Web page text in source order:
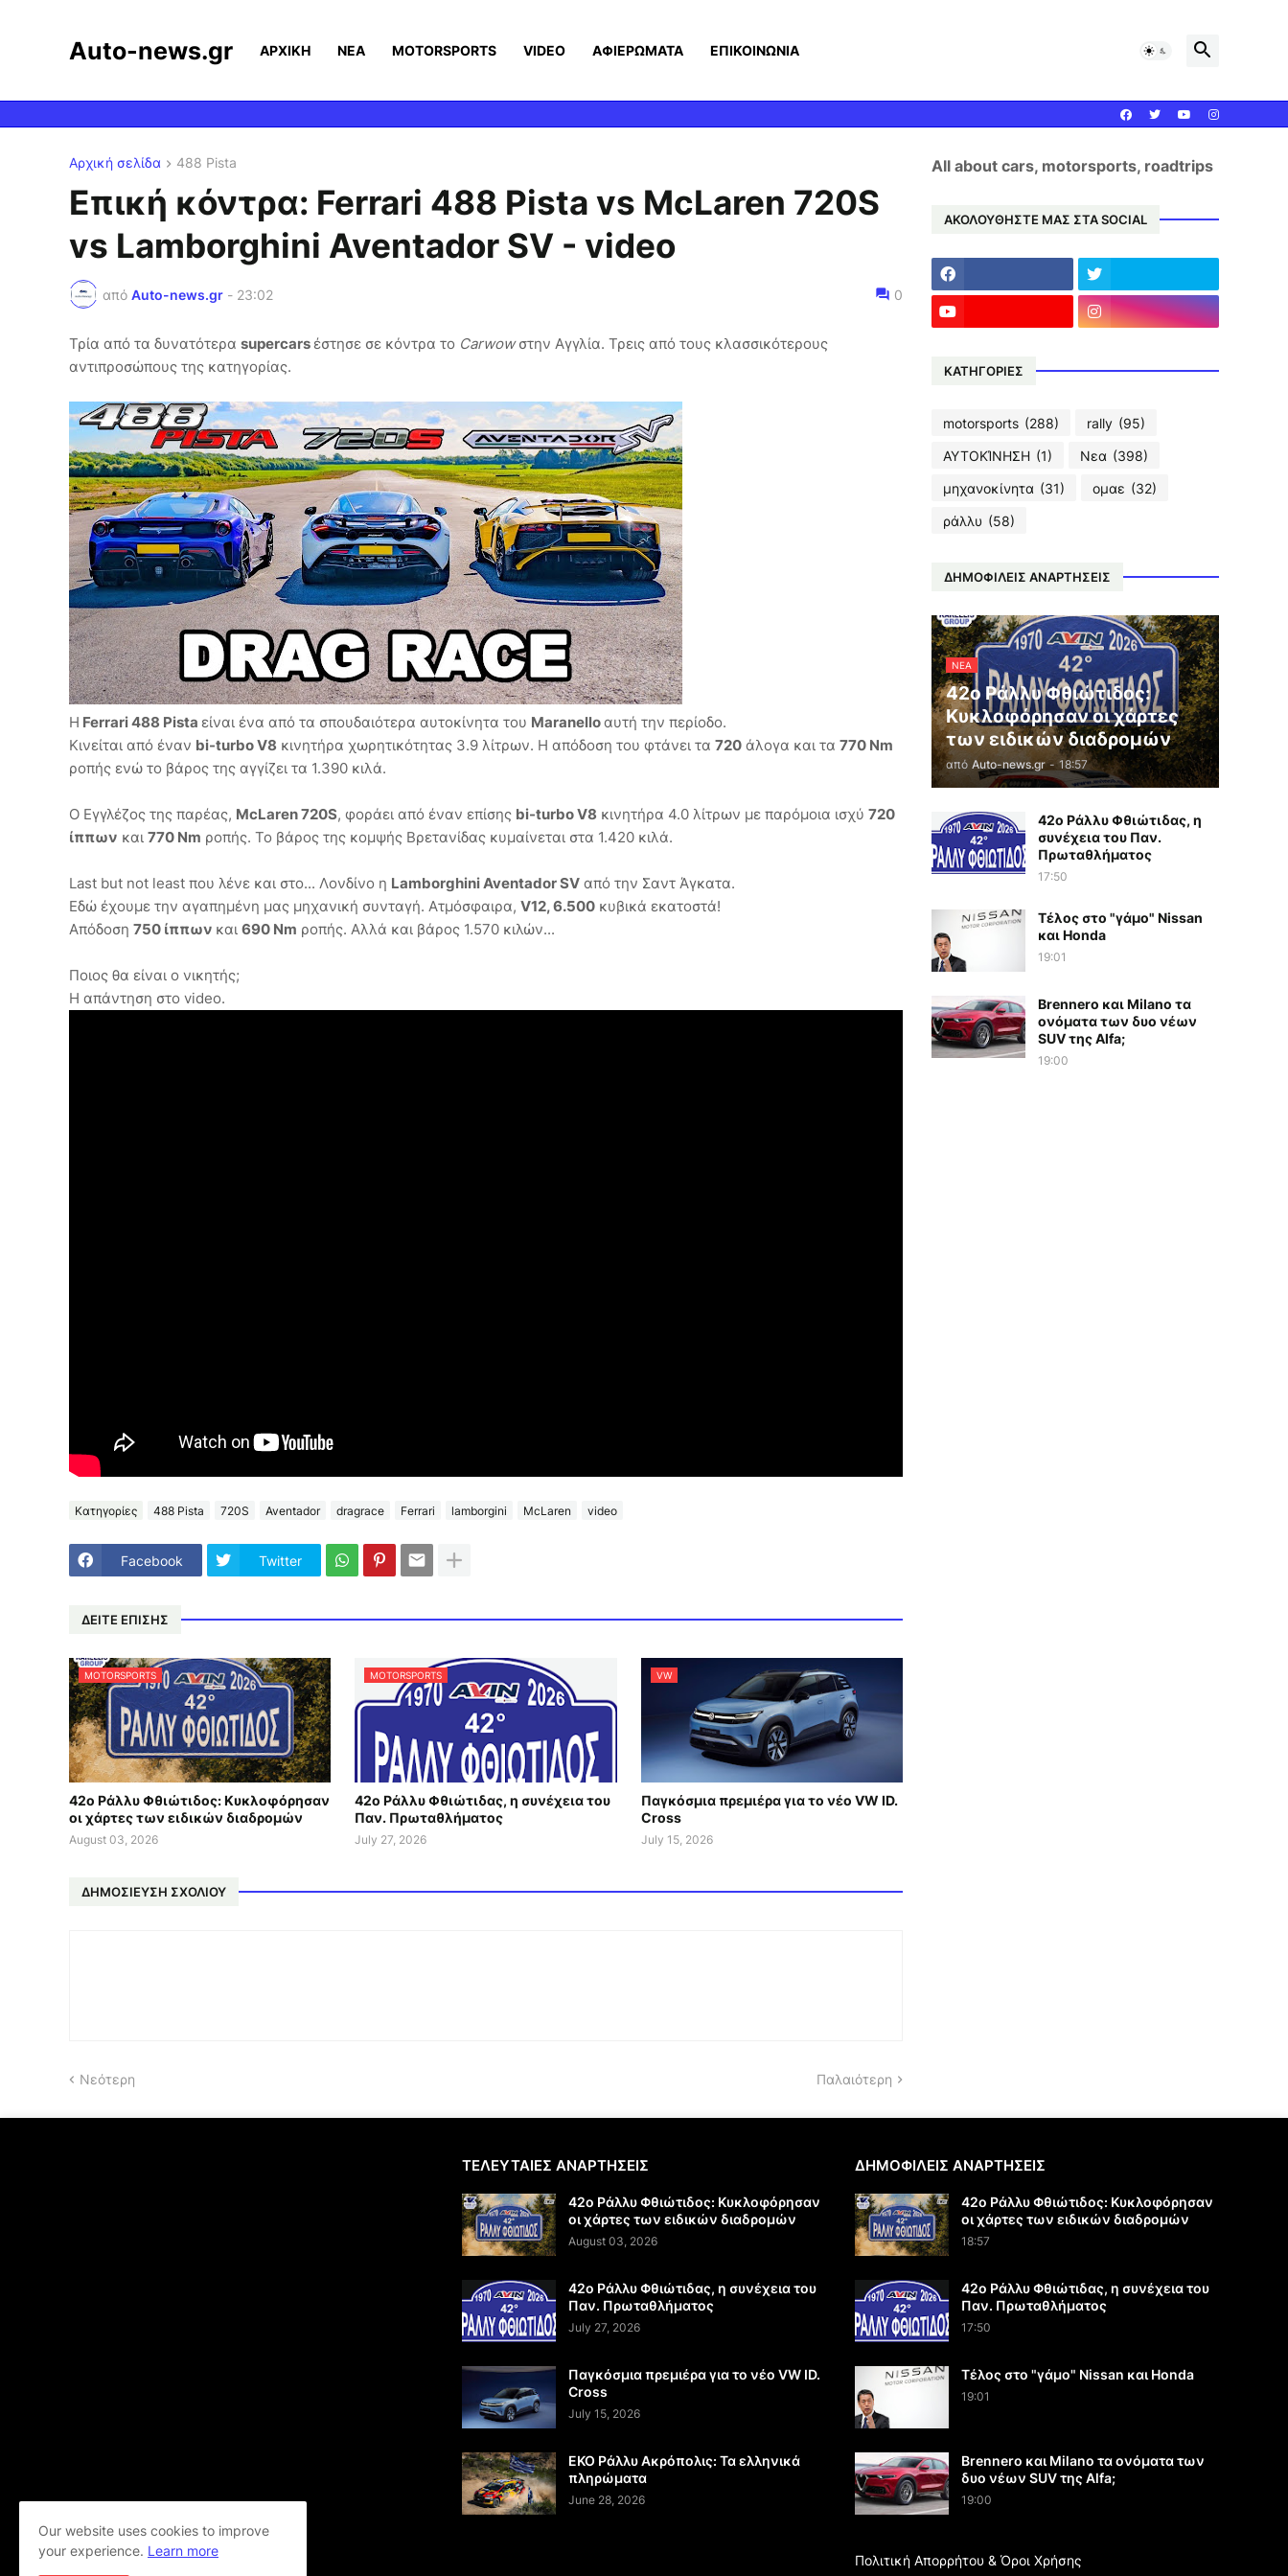
Auto-news.gr ΑΡΧΙΚΗ ΝΕΑ MOTORSPORTS VIDEO ΑΦΙΕΡΩΜΑΤΑ ΕΠΙΚΟΙΝΩΝΙΑ
Αρχική σελίδα 488 Pista
Επική κόντρα: Ferrari 488 Pista vs McLaren 720S
vs Lamborghini Aventador SV - video
από Auto-news.gr - 23:02 0
Τρία από τα δυνατότερα supercarsέστησε σε κόντρα το Carwowστην Αγγλία. Τρεις από τους κλασσικότερους
αντιπροσώπους της κατηγορίας.
Η Ferrari 488 Pista είναι ένα από τα σπουδαιότερα αυτοκίνητα του Maranelloαυτή την περίοδο.
Κινείται από έναν bi-turbo V8 κινητήρα χωρητικότητας 3.9 λίτρων. Η απόδοση του φτάνει τα 720 άλογα και τα 770 Nm
ροπής ενώ το βάρος της αγγίζει τα 1.390 κιλά.
Ο Εγγλέζος της παρέας, McLaren 720S, φοράει από έναν επίσης bi-turbo V8 κινητήρα 4.0 λίτρων με παρόμοια ισχύ 720
ίππων και 770 Nm ροπής. Το βάρος της κομψής Βρετανίδας κυμαίνεται στα 1.420 κιλά.
Last but not least που λένε και στο... Λονδίνο η Lamborghini Aventador SV από την Σαντ Άγκατα.
Εδώ έχουμε την αγαπημένη μας μηχανική συνταγή. Ατμόσφαιρα, V12, 6.500 κυβικά εκατοστά!
Απόδοση 750 ίππων και 690 Nm ροπής. Αλλά και βάρος 1.570 κιλών...
Ποιος θα είναι ο νικητής;
Η απάντηση στο video.
Κατηγορίες 488 Pista 720S Aventador dragrace Ferrari lamborgini McLaren video
Facebook Twitter
ΔΕΙΤΕ ΕΠΙΣΗΣ
MOTORSPORTS
42ο Ράλλυ Φθιώτιδος: Κυκλοφόρησαν
οι χάρτες των ειδικών διαδρομών
August 03, 2026
MOTORSPORTS
42ο Ράλλυ Φθιώτιδας, η συνέχεια του
Παν. Πρωταθλήματος
July 27, 2026
VW
Παγκόσμια πρεμιέρα για το νέο VW ID.
Cross
July 15, 2026
ΔΗΜΟΣΊΕΥΣΗ ΣΧΟΛΊΟΥ
Νεότερη Παλαιότερη
All about cars, motorsports, roadtrips
ΑΚΟΛΟΥΘΗΣΤΕ ΜΑΣ ΣΤΑ SOCIAL
ΚΑΤΗΓΟΡΙΕΣ
motorsports (288) rally (95)
ΑΥΤΟΚΊΝΗΣΗ (1) Νεα (398)
μηχανοκίνητα (31) ομαε (32)
ράλλυ (58)
ΔΗΜΟΦΙΛΕΙΣ ΑΝΑΡΤΗΣΕΙΣ
ΝΕΑ
42ο Ράλλυ Φθιώτιδος:
Κυκλοφόρησαν οι χάρτες
των ειδικών διαδρομών
από Auto-news.gr - 18:57
42ο Ράλλυ Φθιώτιδας, η
συνέχεια του Παν.
Πρωταθλήματος
17:50
Τέλος στο "γάμο" Nissan
και Honda
19:01
Brennero και Milano τα
ονόματα των δυο νέων
SUV της Alfa;
19:00
ΤΕΛΕΥΤΑΙΕΣ ΑΝΑΡΤΗΣΕΙΣ
42ο Ράλλυ Φθιώτιδος: Κυκλοφόρησαν
οι χάρτες των ειδικών διαδρομών
August 03, 2026
42ο Ράλλυ Φθιώτιδας, η συνέχεια του
Παν. Πρωταθλήματος
July 27, 2026
Παγκόσμια πρεμιέρα για το νέο VW ID.
Cross
July 15, 2026
EKO Ράλλυ Ακρόπολις: Τα ελληνικά
πληρώματα
June 28, 2026
ΔΗΜΟΦΙΛΕΙΣ ΑΝΑΡΤΗΣΕΙΣ
42ο Ράλλυ Φθιώτιδος: Κυκλοφόρησαν
οι χάρτες των ειδικών διαδρομών
18:57
42ο Ράλλυ Φθιώτιδας, η συνέχεια του
Παν. Πρωταθλήματος
17:50
Τέλος στο "γάμο" Nissan και Honda
19:01
Brennero και Milano τα ονόματα των
δυο νέων SUV της Alfa;
19:00
Πολιτική Απορρήτου & Όροι Χρήσης
Our website uses cookies to improve
your experience. Learn more